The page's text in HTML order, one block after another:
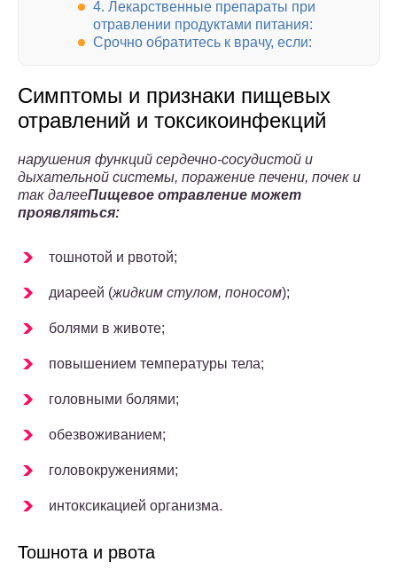
4. Лекарственные препараты при
отравлении продуктами питания:
Срочно обратитесь к врачу, если:
Симптомы и признаки пищевых
отравлений и токсикоинфекций
нарушения функций сердечно-сосудистой и
дыхательной системы, поражение печени, почек и
так далееПищевое отравление может
проявляться:
тошнотой и рвотой;
диареей (жидким стулом, поносом);
болями в животе;
повышением температуры тела;
головными болями;
обезвоживанием;
головокружениями;
интоксикацией организма.
Тошнота и рвота